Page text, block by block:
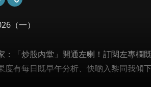
（一）
：「炒股內堂」開通左喇！訂閱左專欄
度有每日既早午分析、快啲入黎同我傾